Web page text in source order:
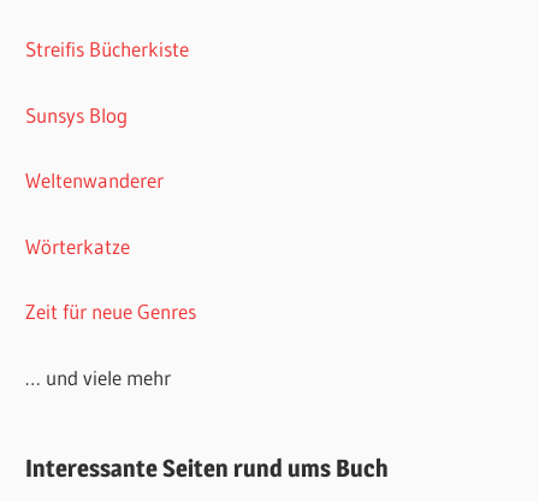
Streifis Bücherkiste
Sunsys Blog
Weltenwanderer
Wörterkatze
Zeit für neue Genres
… und viele mehr
Interessante Seiten rund ums Buch